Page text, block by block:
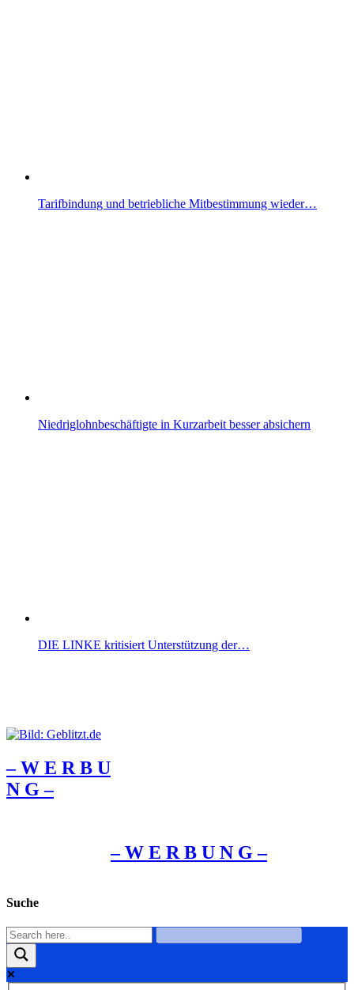
Tarifbindung und betriebliche Mitbestimmung wieder…
Niedriglohnbeschäftigte in Kurzarbeit besser absichern
DIE LINKE kritisiert Unterstützung der…
– W Ε R Β U
Ν G –
– W Ε R Β U Ν G –
Suche